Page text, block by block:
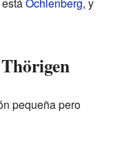
pequeña pero